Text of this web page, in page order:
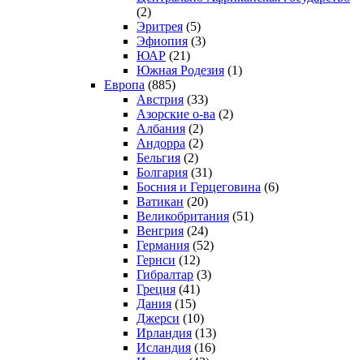
(2)
Эритрея (5)
Эфиопия (3)
ЮАР (21)
Южная Родезия (1)
Европа (885)
Австрия (33)
Азорские о-ва (2)
Албания (2)
Андорра (2)
Бельгия (2)
Болгария (31)
Босния и Герцеговина (6)
Ватикан (20)
Великобритания (51)
Венгрия (24)
Германия (52)
Гернси (12)
Гибралтар (3)
Греция (41)
Дания (15)
Джерси (10)
Ирландия (13)
Исландия (16)